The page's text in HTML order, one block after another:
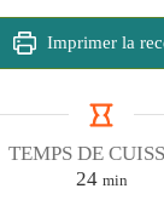
Imprimer la
TEMPS DE
24minutes
min